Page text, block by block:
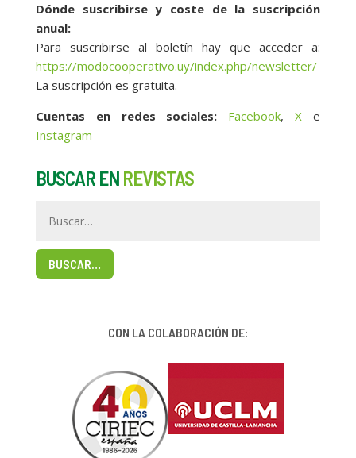
Dónde suscribirse y coste de la suscripción
anual:
Para suscribirse al boletín hay que acceder a:
https://modocooperativo.uy/index.php/newsletter/
La suscripción es gratuita.
Cuentas en redes sociales: Facebook,X e
Instagram
BUSCAR EN REVISTAS
BUSCAR…
CON LA COLABORACIÓN DE: